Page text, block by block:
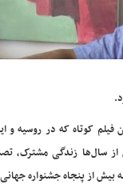
فیلم کوتاه که در روسیه و
سال‌ها زندگی مشترک،
بیش از پنجاه جشنواره‌ جهانی